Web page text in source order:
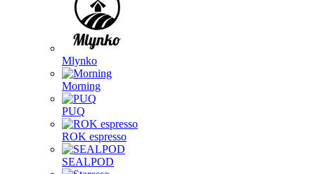
Mlynko
Morning
PUQ
ROK espresso
SEALPOD